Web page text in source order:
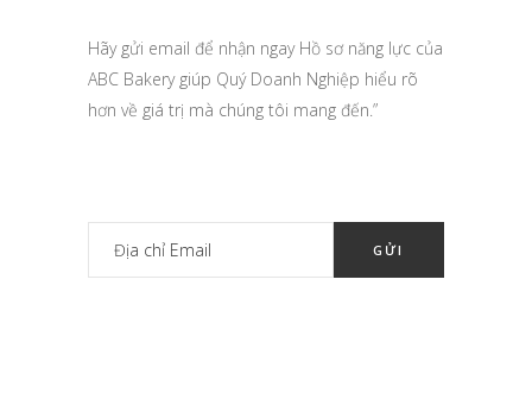
Hãy gửi email để nhận ngay Hồ sơ năng lực của
ABC Bakery giúp Quý Doanh Nghiệp hiểu rõ
hơn về giá trị mà chúng tôi mang đến.”